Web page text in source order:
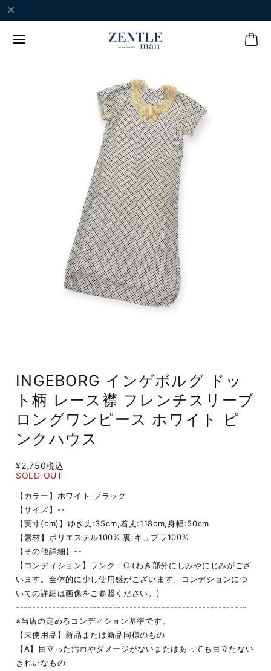
INGEBORG インゲボルグ ドッ
ト柄 レース襟 フレンチスリーブ
ロングワンピース ホワイト ピ
ンクハウス
¥2,750税込
SOLD OUT
【カラー】ホワイト ブラック
【サイズ】--
【実寸(cm)】ゆき丈:35cm,着丈:118cm,身幅:50cm
【素材】ポリエステル100% 裏:キュプラ100%
【その他詳細】--
【コンディション】ランク：C (わき部分にしみやにじみがござ
います。全体的に少し使用感がございます。コンデションにつ
いての詳細は画像をご参照ください。)
---------------------------------------------------------
※当店の定めるコンディション基準です。
【未使用品】新品または新品同様のもの
【A】目立った汚れやダメージがないまたはあっても目立たない
きれいなもの